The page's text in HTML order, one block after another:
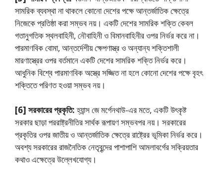
সামরিক ব্যবস্থা না থাকলে কোনো দেশের পক্ষে আন্তর্জাতিক ক্ষেত্রে
নিজেকে প্রতিষ্ঠা করা সম্ভব নয়। একটি দেশের সামরিক শক্তি কেবল
গতানুগতিক স্থলবাহিনী, নৌবাহিনী ও বিমানবাহিনীর ওপর নির্ভর করে না।
পারমাণবিক বোমা, আন্তর্দেশীয় ক্ষেপণাস্ত্র ও অন্যান্য শক্তিশালী
মারণাস্ত্রের ওপর বর্তমানে একটি দেশের সামরিক শক্তি নির্ভর করে।
আধুনিক বিশ্বে পারমাণবিক অস্ত্রে সজ্জিত না হলে কোনো দেশের পক্ষে বৃহৎ
শক্তিতে পরিণত হওয়া সম্ভব নয়।
[6] সরকারের প্রকৃতি:হ্যান্স জে মর্গেনথাউ-এর মতে, একটি উৎকৃষ্ট
সরকার ছাড়া পররাষ্ট্রনীতির সার্থক রূপায়ণ সম্ভবপর নয়। সরকারের
প্রকৃতির ওপর জাতীয় ও আন্তর্জাতিক ক্ষেত্রে রাষ্ট্রের ভূমিকা নির্ভর করে।
অবশ্য সরকারের রাজনৈতিক নেতৃবৃন্দের পাশাপাশি আমলাবর্গের সক্রিয়তার
কথাও এক্ষেত্রে উল্লেখযোগ্য।